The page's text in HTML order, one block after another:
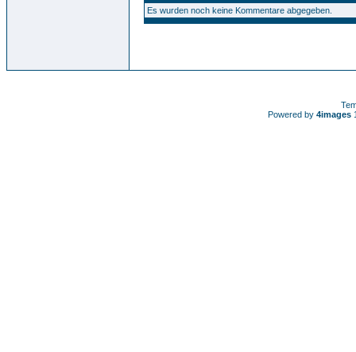
Es wurden noch keine Kommentare abgegeben.
Powered by 4images